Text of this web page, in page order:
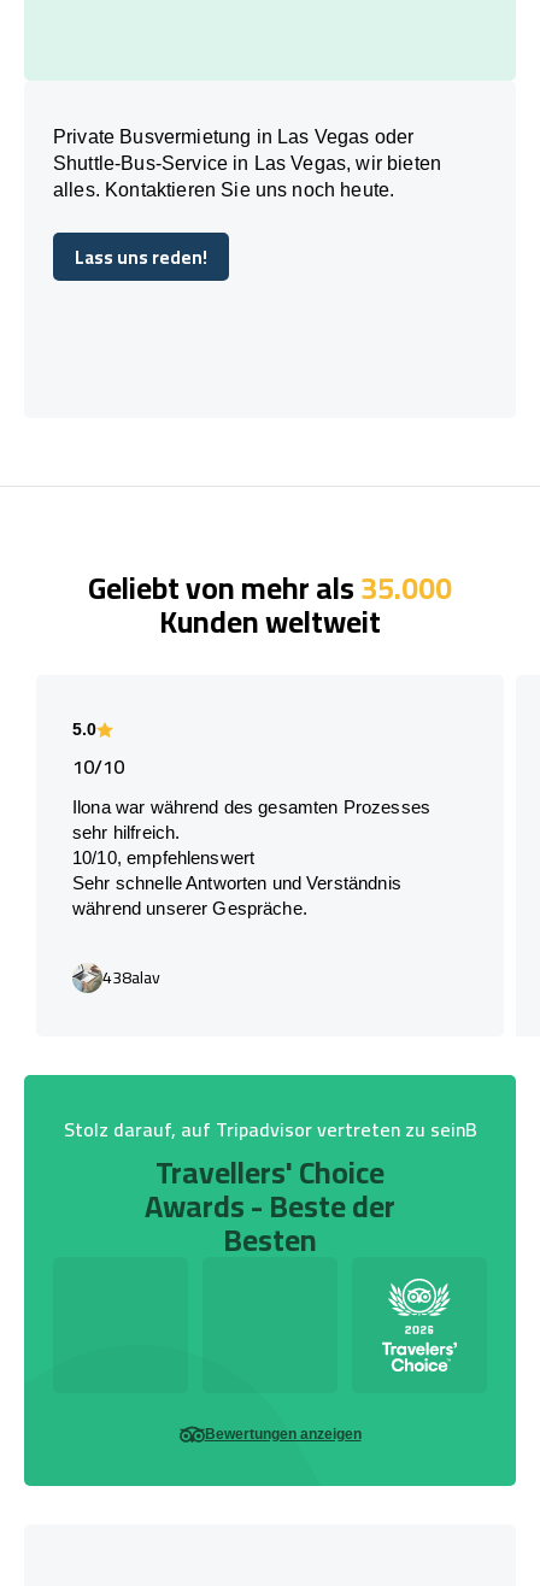
Private Busvermietung in Las Vegas oder
Shuttle-Bus-Service in Las Vegas, wir bieten
alles. Kontaktieren Sie uns noch heute.
Lass uns reden!
Lass uns reden!
Geliebt von mehr als35.000
Kunden weltweit
5.0
10/10
Ilona war während des gesamten Prozesses
sehr hilfreich.
10/10, empfehlenswert
Sehr schnelle Antworten und Verständnis
während unserer Gespräche.
438alav
Stolz darauf, auf Tripadvisor vertreten zu seinB
Travellers' Choice
Awards - Beste der
Besten
Bewertungen anzeigen